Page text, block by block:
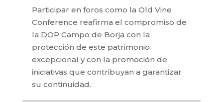
Participar en foros como la Old Vine
Conference reafirma el compromiso de
la DOP Campo de Borja con la
protección de este patrimonio
excepcional y con la promoción de
iniciativas que contribuyan a garantizar
su continuidad.